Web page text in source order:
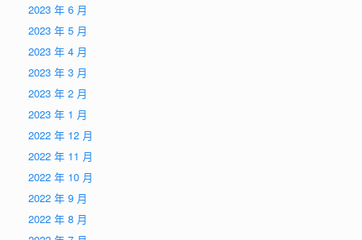
2023 年 6 月
2023 年 5 月
2023 年 4 月
2023 年 3 月
2023 年 2 月
2023 年 1 月
2022 年 12 月
2022 年 11 月
2022 年 10 月
2022 年 9 月
2022 年 8 月